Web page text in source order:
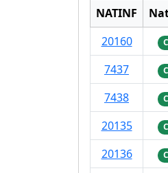
NATINF
20160
7437
7438
20135
20136